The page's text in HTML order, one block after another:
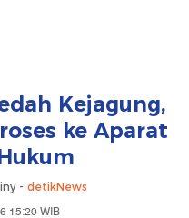
Kejagung,
ke Aparat
- detikNews
15:20 WIB